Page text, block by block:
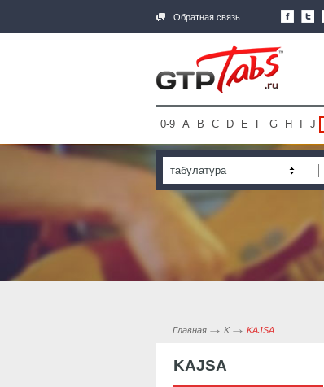
Обратная связь
0-9 A B C D E F G H J
табулатура
Главная K KAJSA
KAJSA